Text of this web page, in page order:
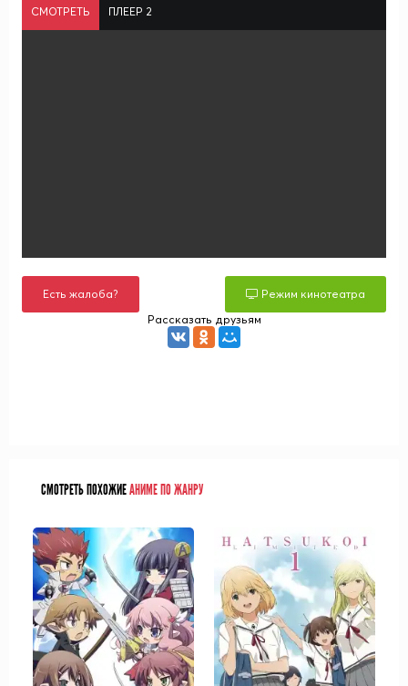
СМОТРЕТЬ ПЛЕЕР 2
Есть жалоба?
Режим кинотеатра
Рассказать друзьям
СМОТРЕТЬ ПОХОЖИЕАНИМЕ ПО ЖАНРУ